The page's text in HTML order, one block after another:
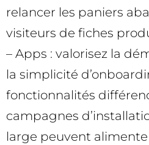
relancer les paniers
visiteurs de fiches
– Apps : valorisez la
la simplicité
fonctionnalités
campagnes
large peuvent